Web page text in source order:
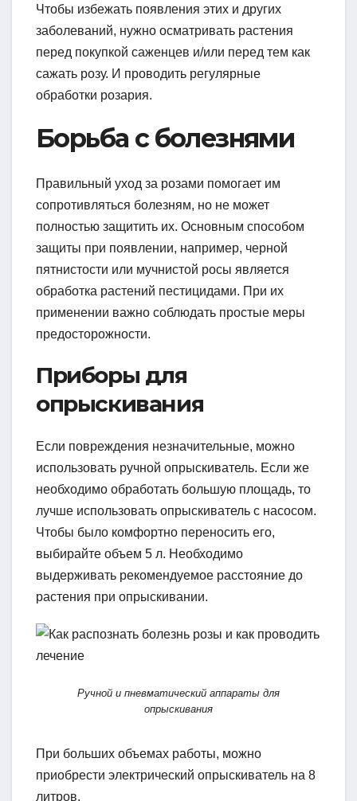
Чтобы избежать появления этих и других
заболеваний, нужно осматривать растения
перед покупкой саженцев и/или перед тем как
сажать розу. И проводить регулярные
обработки розария.
Борьба с болезнями
Правильный уход за розами помогает им
сопротивляться болезням, но не может
полностью защитить их. Основным способом
защиты при появлении, например, черной
пятнистости или мучнистой росы является
обработка растений пестицидами. При их
применении важно соблюдать простые меры
предосторожности.
Приборы для
опрыскивания
Если повреждения незначительные, можно
использовать ручной опрыскиватель. Если же
необходимо обработать большую площадь, то
лучше использовать опрыскиватель с насосом.
Чтобы было комфортно переносить его,
выбирайте объем 5 л. Необходимо
выдерживать рекомендуемое расстояние до
растения при опрыскивании.
Ручной и пневматический аппараты для
опрыскивания
При больших объемах работы, можно
приобрести электрический опрыскиватель на 8
литров.